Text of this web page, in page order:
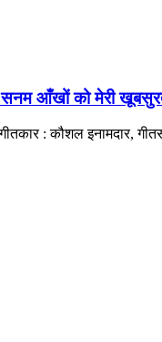
आँखों को मेरी
: कौशल इनामदार,